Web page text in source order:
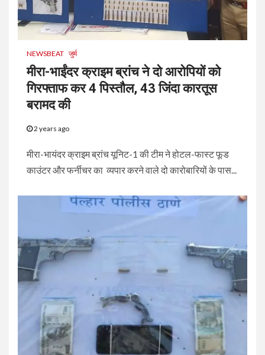
NEWSBEAT जुर्म
मीरा-भाईंदर क्राइम ब्रांच ने दो आरोपियों को
गिरफ्ताफ कर 4 पिस्तौल, 43 जिंदा कारतूस
बरामद की
2 years ago
मीरा-भायंदर क्राइम ब्रांच यूनिट-1 की टीम ने होटल-फास्ट फूड
काउंटर और फर्नीचर का व्यपार करने वाले दो कारोबारियों के पास...